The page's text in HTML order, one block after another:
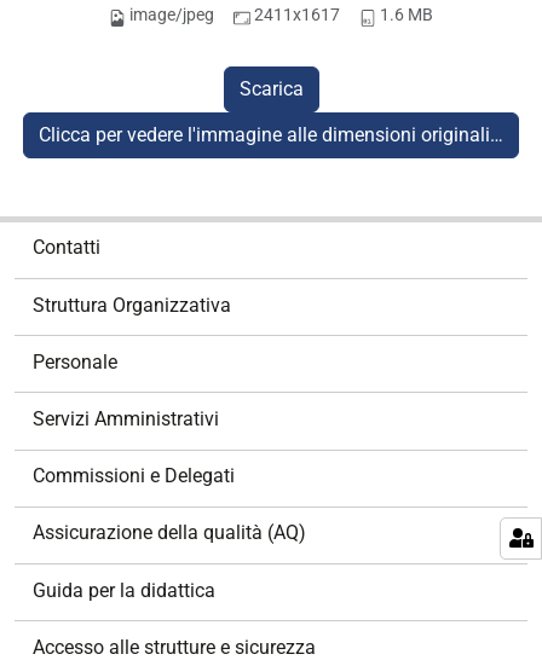
image/jpeg 2411x1617 1.6 MB
Scarica
Clicca per vedere l'immagine alle dimensioni originali…
Contatti
Struttura Organizzativa
Personale
Servizi Amministrativi
Commissioni e Delegati
Assicurazione della qualità (AQ)
Guida per la didattica
Accesso alle strutture e sicurezza